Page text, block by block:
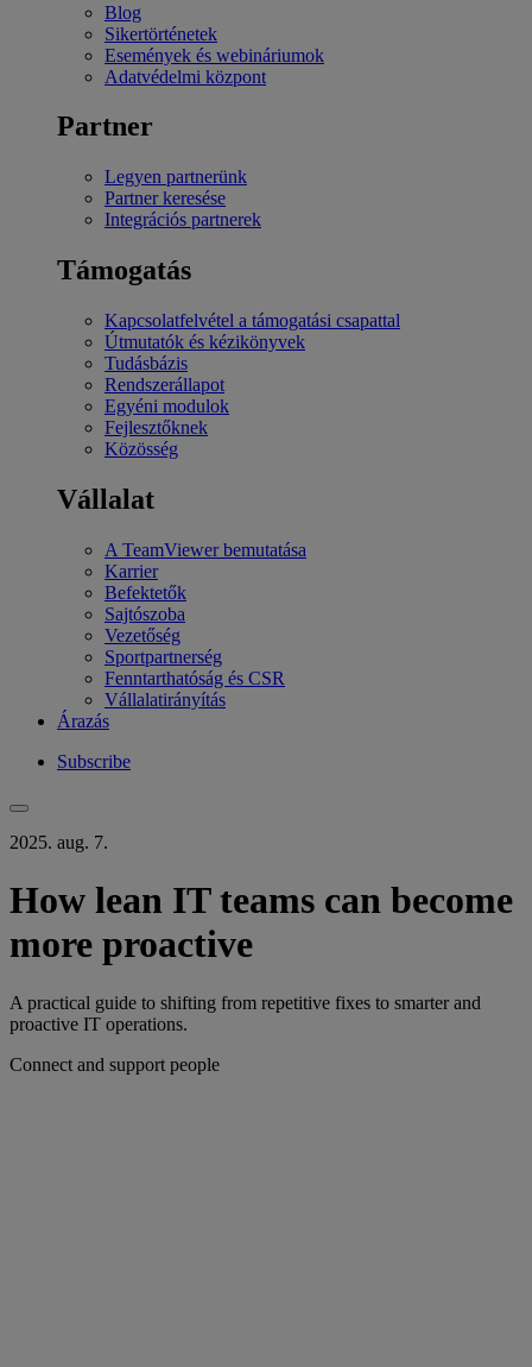
Blog
Sikertörténetek
Események és webináriumok
Adatvédelmi központ
Partner
Legyen partnerünk
Partner keresése
Integrációs partnerek
Támogatás
Kapcsolatfelvétel a támogatási csapattal
Útmutatók és kézikönyvek
Tudásbázis
Rendszerállapot
Egyéni modulok
Fejlesztőknek
Közösség
Vállalat
A TeamViewer bemutatása
Karrier
Befektetők
Sajtószoba
Vezetőség
Sportpartnerség
Fenntarthatóság és CSR
Vállalatirányítás
Árazás
Subscribe
2025. aug. 7.
How lean IT teams can become
more proactive
A practical guide to shifting from repetitive fixes to smarter and
proactive IT operations.
Connect and support people